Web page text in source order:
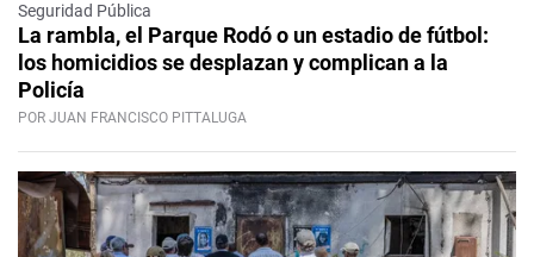
Seguridad Pública
La rambla, el Parque Rodó o un estadio de fútbol:
los homicidios se desplazan y complican a la
Policía
POR JUAN FRANCISCO PITTALUGA